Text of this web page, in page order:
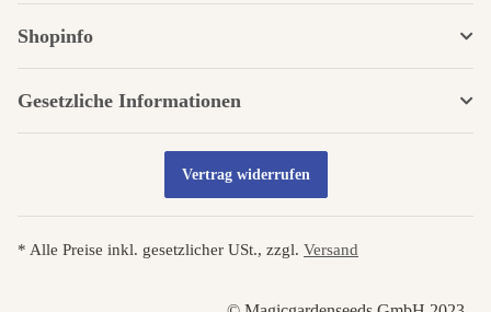
Shopinfo
Gesetzliche Informationen
Vertrag widerrufen
* Alle Preise inkl. gesetzlicher USt., zzgl. Versand